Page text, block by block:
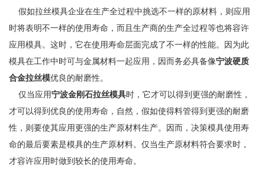
假如拉丝模具企业在生产全过程中挑选不一样的原材料，则应用
时将表明不一样的使用寿命，而且生产商的生产全过程等也将容许
应用模具。这时，它在使用寿命层面完成了不一样的性能。因为此
模具在工作中时可与金属材料一起应用，因而务必具备像宁波硬质
合金拉丝模优良的耐磨性。
仅当应用宁波金刚石拉丝模具时，它才可以得到更强的耐磨性，
才可以得到优良的使用寿命，自然，假如使得料管得到更强的耐磨
性，则要使其应用更强的生产原材料生产。因而，决策模具使用寿
命的最后要素是模具的生产原材料。仅当生产原材料符合要求时，
才容许应用时做到较长的使用寿命。